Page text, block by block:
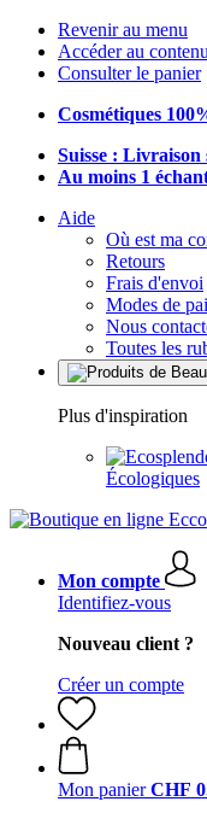
Revenir au menu
Accéder au contenu
Consulter le panier
Cosmétiques
Suisse :
Au moins 1
Aide
Où est ma
Retours
Frais d'envoi
Modes de
Nous
Toutes les
Plus d'inspiration
Écologiques
Mon compte
Identifiez-vous
Nouveau client ?
Créer un compte
Mon panier CHF